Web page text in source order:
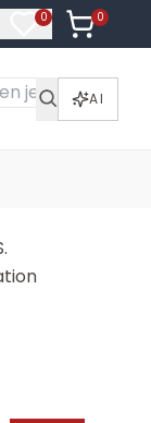
0
Artikelen in
0
Artikelen
AI